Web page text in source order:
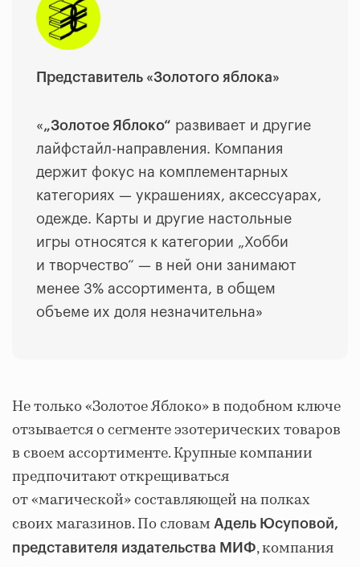
Представитель «Золотого яблока»
«„Золотое Яблоко“ развивает и другие
лайфстайл-направления. Компания
держит фокус на комплементарных
категориях — украшениях, аксессуарах,
одежде. Карты и другие настольные
игры относятся к категории „Хобби
и творчество“ — в ней они занимают
менее 3% ассортимента, в общем
объеме их доля незначительна»
Не только «Золотое Яблоко» в подобном ключе
отзывается о сегменте эзотерических товаров
в своем ассортименте. Крупные компании
предпочитают открещиваться
от «магической» составляющей на полках
своих магазинов. По словам Адель Юсуповой,
представителя издательства МИФ, компания